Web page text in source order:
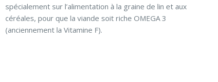
spécialement sur l’alimentation à la graine de lin et aux
céréales, pour que la viande soit riche OMEGA 3
(anciennement la Vitamine F).